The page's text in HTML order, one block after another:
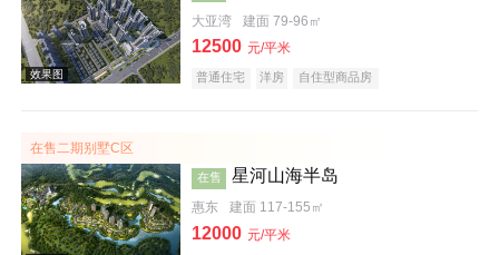
大亚湾 建面 79-96㎡
12500 元/平米
普通住宅 洋房 自住型商品房
在售二期别墅C区
在售 星河山海半岛
惠东 建面 117-155㎡
12000 元/平米